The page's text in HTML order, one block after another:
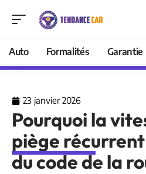
Auto Formalités Garantie
23 janvier 2026
Pourquoi la
piège récurrent
du code de la